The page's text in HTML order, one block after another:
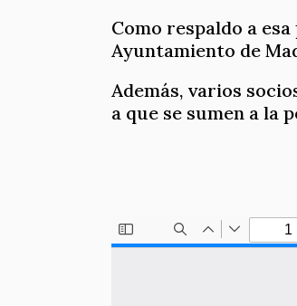
Como respaldo a
Ayuntamiento de
Además, varios
a que se sumen a la